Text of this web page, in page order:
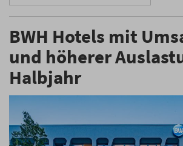
BWH Hotels mit
und höherer
Halbjahr